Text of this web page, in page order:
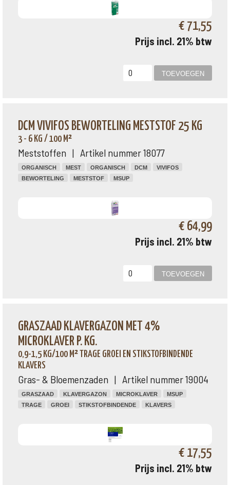
€ 71,55
Prijs incl. 21% btw
DCM VIVIFOS BEWORTELING MESTSTOF 25 KG
3 - 6 KG / 100 M²
Meststoffen | Artikel nummer 18077
ORGANISCH MEST ORGANISCH DCM
VIVIFOS
BEWORTELING
MESTSTOF MSUP
€ 64,99
Prijs incl. 21% btw
GRASZAAD KLAVERGAZON MET 4%
MICROKLAVER P. KG.
0,9-1,5 KG/100 M² TRAGE GROEI EN STIKSTOFBINDENDE
KLAVERS
Gras- & Bloemenzaden | Artikel nummer 19004
GRASZAAD KLAVERGAZON MICROKLAVER
MSUP
TRAGE
GROEI STIKSTOFBINDENDE KLAVERS
€ 17,55
Prijs incl. 21% btw